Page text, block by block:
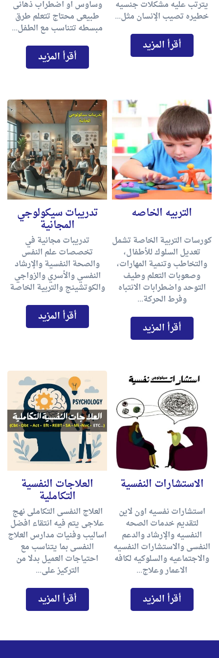
يترتب عليه مشكلات جنسيه
خطيره تصيب الإنسان مثل...
أقرأ المزيد
وساوس او اضطراب ذهانى
طبيعى محتاج تتعلم طرق
مبسطه تتناسب مع الطفل...
أقرأ المزيد
التربيه الخاصه
كورسات التربية الخاصة تشمل
تعديل السلوك للأطفال،
والتخاطب وتنمية المهارات،
وصعوبات التعلم وطيف
التوحد واضطرابات الانتباه
وفرط الحركة...
أقرأ المزيد
تدريبات سيكولوجي
المجانية
تدريبات مجانية في
تخصصات علم النفس
والصحة النفسية والإرشاد
النفسي والأسري والزواجي
والكوتشينج والتربية الخاصة
أقرأ المزيد
الاستشارات النفسية
استشارات نفسيه اون لاين
لتقديم خدمات الصحه
النفسيه والإرشاد والدعم
النفسى والاستشارات النفسيه
والاجتماعيه والسلوكيه لكافه
الاعمار وعلاج...
أقرأ المزيد
العلاجات النفسية
التكاملية
العلاج النفسى التكاملى نهج
علاجى يتم فيه انتقاء افضل
اساليب وفنيات مدارس العلاج
النفسى بما يتناسب مع
احتياجات العميل بدلا من
التركيز على...
أقرأ المزيد